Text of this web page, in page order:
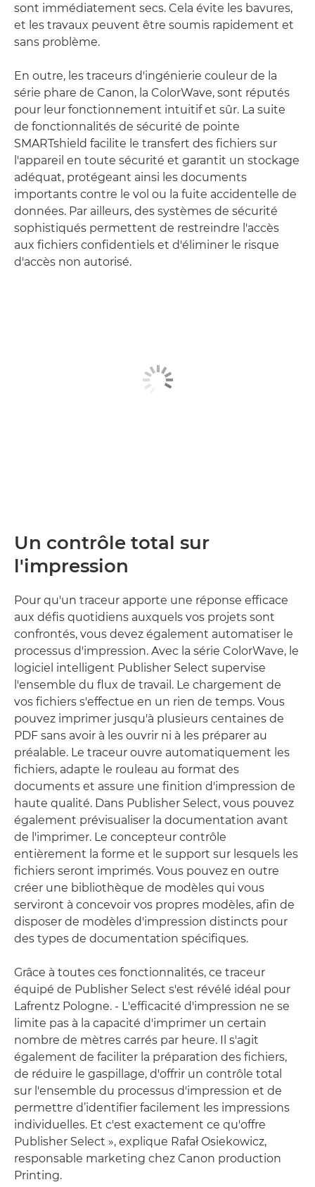
sont immédiatement secs. Cela évite les bavures,
et les travaux peuvent être soumis rapidement et
sans problème.
En outre, les traceurs d'ingénierie couleur de la
série phare de Canon, la ColorWave, sont réputés
pour leur fonctionnement intuitif et sûr. La suite
de fonctionnalités de sécurité de pointe
SMARTshield facilite le transfert des fichiers sur
l'appareil en toute sécurité et garantit un stockage
adéquat, protégeant ainsi les documents
importants contre le vol ou la fuite accidentelle de
données. Par ailleurs, des systèmes de sécurité
sophistiqués permettent de restreindre l'accès
aux fichiers confidentiels et d'éliminer le risque
d'accès non autorisé.
Un contrôle total sur
l'impression
Pour qu'un traceur apporte une réponse efficace
aux défis quotidiens auxquels vos projets sont
confrontés, vous devez également automatiser le
processus d'impression. Avec la série ColorWave, le
logiciel intelligent Publisher Select supervise
l'ensemble du flux de travail. Le chargement de
vos fichiers s'effectue en un rien de temps. Vous
pouvez imprimer jusqu'à plusieurs centaines de
PDF sans avoir à les ouvrir ni à les préparer au
préalable. Le traceur ouvre automatiquement les
fichiers, adapte le rouleau au format des
documents et assure une finition d'impression de
haute qualité. Dans Publisher Select, vous pouvez
également prévisualiser la documentation avant
de l'imprimer. Le concepteur contrôle
entièrement la forme et le support sur lesquels les
fichiers seront imprimés. Vous pouvez en outre
créer une bibliothèque de modèles qui vous
serviront à concevoir vos propres modèles, afin de
disposer de modèles d'impression distincts pour
des types de documentation spécifiques.
Grâce à toutes ces fonctionnalités, ce traceur
équipé de Publisher Select s'est révélé idéal pour
Lafrentz Pologne. - L'efficacité d'impression ne se
limite pas à la capacité d'imprimer un certain
nombre de mètres carrés par heure. Il s'agit
également de faciliter la préparation des fichiers,
de réduire le gaspillage, d'offrir un contrôle total
sur l'ensemble du processus d'impression et de
permettre d’identifier facilement les impressions
individuelles. Et c'est exactement ce qu'offre
Publisher Select », explique Rafał Osiekowicz,
responsable marketing chez Canon production
Printing.